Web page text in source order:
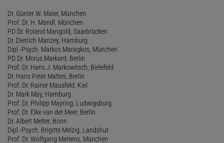
Dr. Günter W. Maier, München
Prof. Dr. H. Mandl, München
PD Dr. Roland Mangold, Saarbrücken
Dr. Dietrich Manzey, Hamburg
Dipl.-Psych. Markos Maragkos, München
PD Dr. Morus Markard, Berlin
Prof. Dr. Hans J. Markowitsch, Bielefeld
Dr. Hans Peter Mattes, Berlin
Prof. Dr. Rainer Mausfeld, Kiel
Dr. Mark May, Hamburg
Prof. Dr. Philipp Mayring, Ludwigsburg
Prof. Dr. Elke van der Meer, Berlin
Dr. Albert Melter, Bonn
Dipl.-Psych. Brigitte Melzig, Landshut
Prof. Dr. Wolfgang Mertens, München